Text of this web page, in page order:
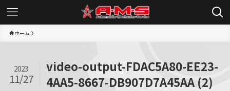
ホーム
video-output-FDAC5A80-EE23-
4AA5-8667-DB907D7A45AA (2)
2023
11/27